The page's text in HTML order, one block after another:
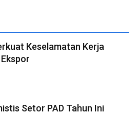
Keselamatan Kerja
Setor PAD Tahun Ini